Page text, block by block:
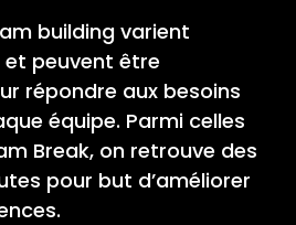
building varient
peuvent être
répondre aux besoins
équipe. Parmi celles
Break, on retrouve des
pour but d’améliorer